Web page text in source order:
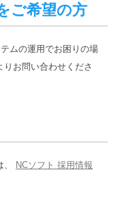
ご希望の方
ムの運用でお困りの場
りお問い合わせくださ
、 NCソフト 採用情報